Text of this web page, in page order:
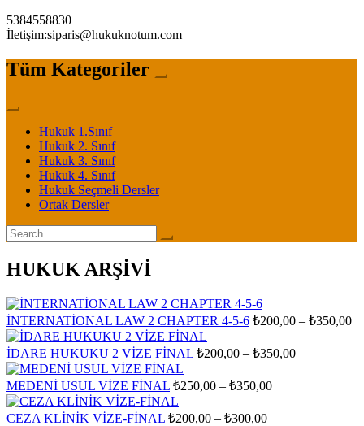
5384558830
İletişim:siparis@hukuknotum.com
Tüm Kategoriler
Hukuk 1.Sınıf
Hukuk 2. Sınıf
Hukuk 3. Sınıf
Hukuk 4. Sınıf
Hukuk Seçmeli Dersler
Ortak Dersler
Search
for:
HUKUK ARŞİVİ
İNTERNATİONAL LAW 2 CHAPTER 4-5-6 ₺200,00 – ₺350,00
İDARE HUKUKU 2 VİZE FİNAL ₺200,00 – ₺350,00Fiyat
MEDENİ USUL VİZE FİNAL ₺250,00 – ₺350,00Fiyat
CEZA KLİNİK VİZE-FİNAL ₺200,00 – ₺300,00Fiyat